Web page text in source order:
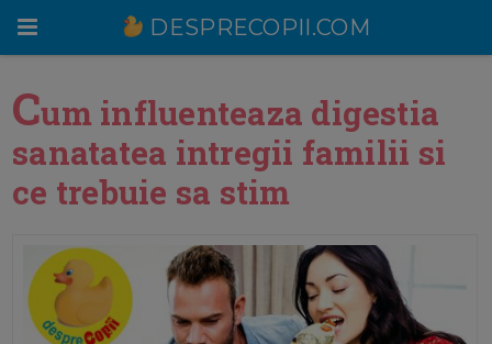
Cum influenteaza digestia
sanatatea intregii familii si
ce trebuie sa stim
DESPRECOPII.COM